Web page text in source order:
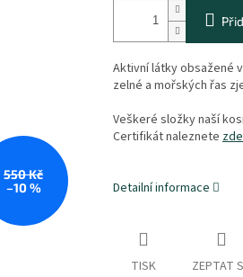
550 Kč
–10 %
Aktivní látky obsažené
zelné a mořských řas
Veškeré složky naší
Certifikát naleznete
Detailní informace
TISK ZEPTAT